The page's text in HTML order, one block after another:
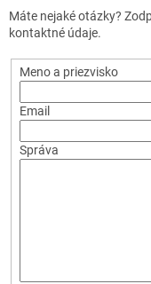
Máte nejaké otázky?
kontaktné údaje.
Meno a priezvisko
Email
Správa